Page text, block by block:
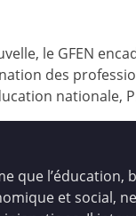
le GFEN
des
nationale,
que l’éducation,
et social,